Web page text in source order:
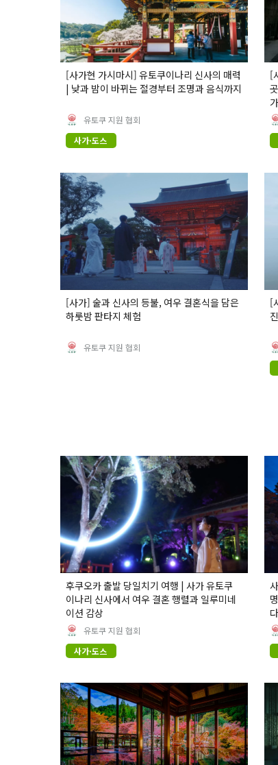
[사가현 가시마시] 유토쿠이나리 신사의 매력
| 낮과 밤이 바뀌는 절경부터 조명과 음식까지
유토쿠 지원 협회
사가·도스
[
[사가] 술과 신사의 등불, 여우 결혼식을 담은
하룻밤 판타지 체험
유토쿠 지원 협회
[
후쿠오카 출발 당일치기 여행 | 사가 유토쿠
이나리 신사에서 여우 결혼 행렬과 일루미네
이션 감상
유토쿠 지원 협회
사가·도스
다